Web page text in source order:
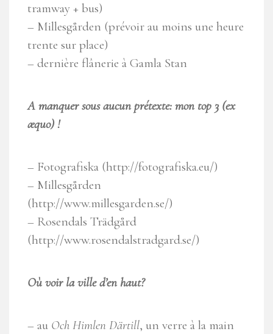
tramway + bus)
– Millesgården (prévoir au moins une heure
trente sur place)
– dernière flânerie à Gamla Stan
A manquer sous aucun prétexte: mon top 3 (ex
æquo) !
– Fotografiska (http://fotografiska.eu/)
– Millesgården
(http://www.millesgarden.se/)
– Rosendals Trädgård
(http://www.rosendalstradgard.se/)
Où voir la ville d’en haut?
– au Och Himlen Därtill, un verre à la main